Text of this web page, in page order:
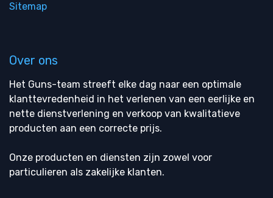
Sitemap
Over ons
Het Guns-team streeft elke dag naar een optimale
klanttevredenheid in het verlenen van een eerlijke en
nette dienstverlening en verkoop van kwalitatieve
producten aan een correcte prijs.
Onze producten en diensten zijn zowel voor
particulieren als zakelijke klanten.